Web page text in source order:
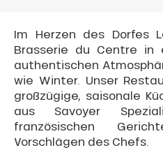
Im Herzen des Dorfes
Brasserie du Centre in
authentischen
wie Winter. Unser
großzügige, saisonale
aus Savoyer
französischen
Vorschlägen des Chefs.